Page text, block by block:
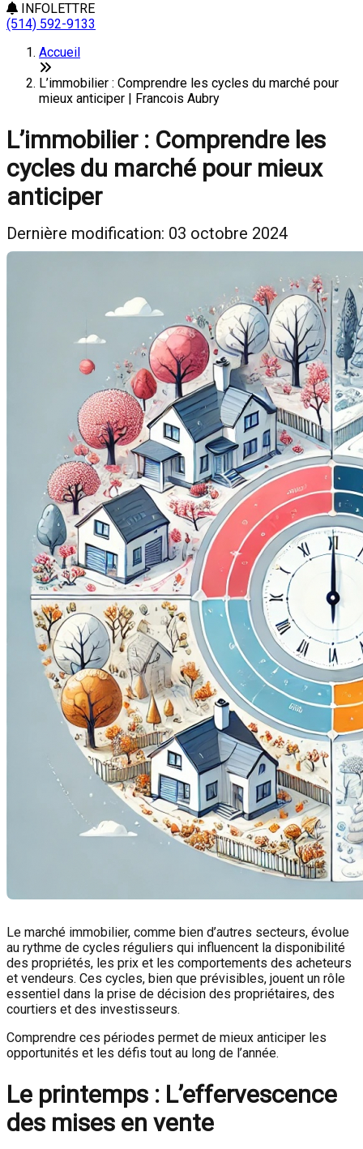
INFOLETTRE
(514) 592-9133
Accueil
L’immobilier : Comprendre les cycles du marché pour
mieux anticiper | Francois Aubry
L’immobilier : Comprendre les
cycles du marché pour mieux
anticiper
Dernière modification: 03 octobre 2024
Le marché immobilier, comme bien d’autres secteurs, évolue
au rythme de cycles réguliers qui influencent la disponibilité
des propriétés, les prix et les comportements des acheteurs
et vendeurs. Ces cycles, bien que prévisibles, jouent un rôle
essentiel dans la prise de décision des propriétaires, des
courtiers et des investisseurs.
Comprendre ces périodes permet de mieux anticiper les
opportunités et les défis tout au long de l’année.
Le printemps : L’effervescence
des mises en vente